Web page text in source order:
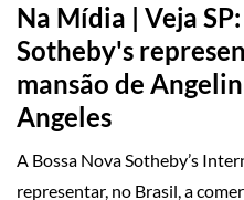
Na Mídia | Veja
Sotheby's
mansão de
Angeles
A Bossa Nova Sotheby’s
representar, no Brasil, a